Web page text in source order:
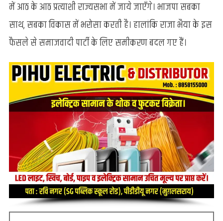
में आठ के आठ प्रत्याशी राज्यसभा में जाये जाएँगे। भाजपा सबका
साथ, सबका विकास में भरोसा करती है। हालांकि राजा भैया के इस
फैसले से समाजवादी पार्टी के लिए समीकरण बदल गए हैं।